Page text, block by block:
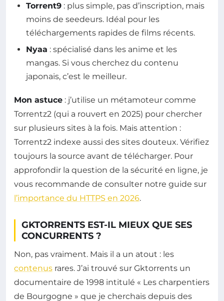
Torrent9 : plus simple, pas d’inscription, mais
moins de seedeurs. Idéal pour les
téléchargements rapides de films récents.
Nyaa : spécialisé dans les anime et les
mangas. Si vous cherchez du contenu
japonais, c’est le meilleur.
Mon astuce : j’utilise un métamoteur comme
Torrentz2 (qui a rouvert en 2025) pour chercher
sur plusieurs sites à la fois. Mais attention :
Torrentz2 indexe aussi des sites douteux. Vérifiez
toujours la source avant de télécharger. Pour
approfondir la question de la sécurité en ligne, je
vous recommande de consulter notre guide sur
l’importance du HTTPS en 2026.
GKTORRENTS EST-IL MIEUX QUE SES
CONCURRENTS ?
Non, pas vraiment. Mais il a un atout : les
contenus rares. J’ai trouvé sur Gktorrents un
documentaire de 1998 intitulé « Les charpentiers
de Bourgogne » que je cherchais depuis des